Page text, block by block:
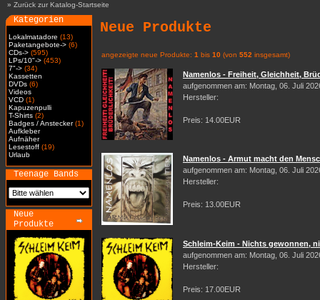
» Zurück zur Katalog-Startseite
Kategorien
Lokalmatadore (13)
Paketangebote-> (6)
CDs-> (595)
LPs/10"-> (453)
7"-> (34)
Kassetten
DVDs (6)
Videos
VCD (1)
Kapuzenpulli
T-Shirts (2)
Badges / Anstecker(1)
Aufkleber
Aufnäher
Lesestoff (19)
Urlaub
Teenage Bands
Neue
Produkte
Neue Produkte
angezeigte neue Produkte: 1 bis 10 (von 552 insgesamt)
Namenlos - Freiheit, Gleichheit,
aufgenommen am: Montag, 06. Juli
Hersteller:
Preis: 14.00EUR
Namenlos - Armut macht den
aufgenommen am: Montag, 06. Juli
Hersteller:
Preis: 13.00EUR
Schleim-Keim - Nichts gewonnen,
aufgenommen am: Montag, 06. Juli
Hersteller:
Preis: 17.00EUR